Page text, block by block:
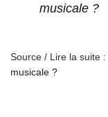
musicale ?
Source / Lire la suite :
musicale ?